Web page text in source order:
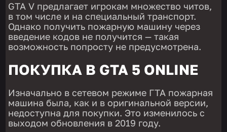
GTA V предлагает игрокам множество читов,
в том числе и на специальный транспорт.
Однако получить пожарную машину через
введение кодов не получится — такая
возможность попросту не предусмотрена.
ПОКУПКА В GTA 5 ONLINE
Изначально в сетевом режиме ГТА пожарная
машина была, как и в оригинальной версии,
недоступна для покупки. Это изменилось с
выходом обновления в 2019 году.